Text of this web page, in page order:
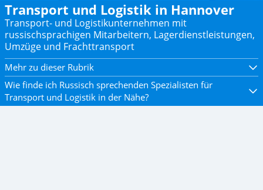
Transport und Logistik in Hannover
Transport- und Logistikunternehmen mit
russischsprachigen Mitarbeitern, Lagerdienstleistungen,
Umzüge und Frachttransport
Mehr zu dieser Rubrik
Wie finde ich Russisch sprechenden Spezialisten für
Transport und Logistik in der Nähe?